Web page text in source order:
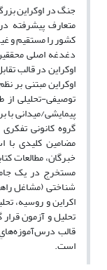
جنگ در اوکراین
متعارف پیشرفته
کشور را مستقیم و
دغدغه اصلی
اوکراین در قالب
اوکراین مبتنی
توصیفی-تحلیلی از
پیمایشی/میدانی
گروه کانونی
مضامین کلیدی با
خبرگان، مطالعات
شناختی (مشاغل
اکراین و روسیه،
قالب درس‌آموزه‌هایِ
است.